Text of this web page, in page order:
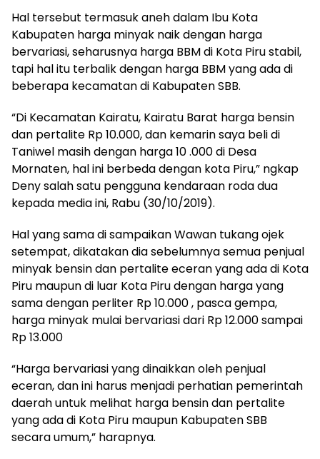
Hal tersebut termasuk aneh dalam Ibu Kota
Kabupaten harga minyak naik dengan harga
bervariasi, seharusnya harga BBM di Kota Piru stabil,
tapi hal itu terbalik dengan harga BBM yang ada di
beberapa kecamatan di Kabupaten SBB.
“Di Kecamatan Kairatu, Kairatu Barat harga bensin
dan pertalite Rp 10.000, dan kemarin saya beli di
Taniwel masih dengan harga 10 .000 di Desa
Mornaten, hal ini berbeda dengan kota Piru,” ngkap
Deny salah satu pengguna kendaraan roda dua
kepada media ini, Rabu (30/10/2019).
Hal yang sama di sampaikan Wawan tukang ojek
setempat, dikatakan dia sebelumnya semua penjual
minyak bensin dan pertalite eceran yang ada di Kota
Piru maupun di luar Kota Piru dengan harga yang
sama dengan perliter Rp 10.000 , pasca gempa,
harga minyak mulai bervariasi dari Rp 12.000 sampai
Rp 13.000
“Harga bervariasi yang dinaikkan oleh penjual
eceran, dan ini harus menjadi perhatian pemerintah
daerah untuk melihat harga bensin dan pertalite
yang ada di Kota Piru maupun Kabupaten SBB
secara umum,” harapnya.